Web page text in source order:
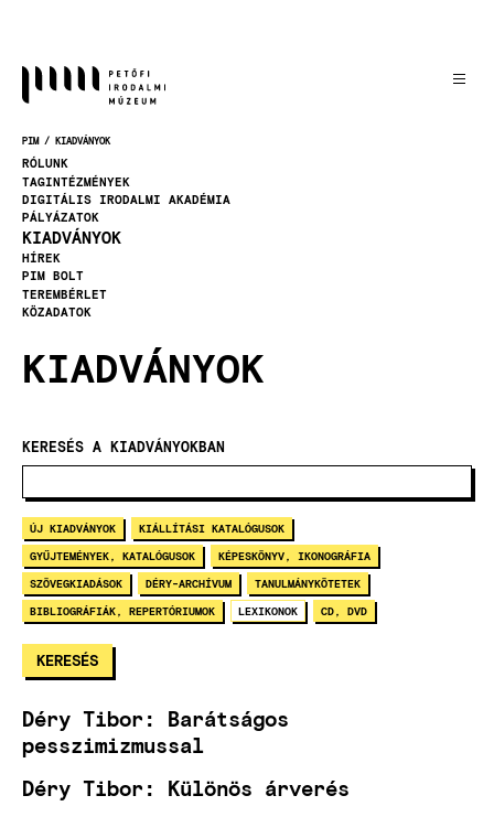
MORZSA
PIM KIADVÁNYOK
RÓLUNK
TAGINTÉZMÉNYEK
DIGITÁLIS IRODALMI AKADÉMIA
PÁLYÁZATOK
KIADVÁNYOK
HÍREK
PIM BOLT
TEREMBÉRLET
KÖZADATOK
KIADVÁNYOK
KERESÉS A KIADVÁNYOKBAN
ÚJ KIADVÁNYOK KIÁLLÍTÁSI KATALÓGUSOK
GYŰJTEMÉNYEK, KATALÓGUSOK KÉPESKÖNYV, IKONOGRÁFIA
SZÖVEGKIADÁSOK DÉRY-ARCHÍVUM TANULMÁNYKÖTETEK
BIBLIOGRÁFIÁK, REPERTÓRIUMOK LEXIKONOK CD, DVD
Déry Tibor: Barátságos
pesszimizmussal
Déry Tibor: Különös árverés